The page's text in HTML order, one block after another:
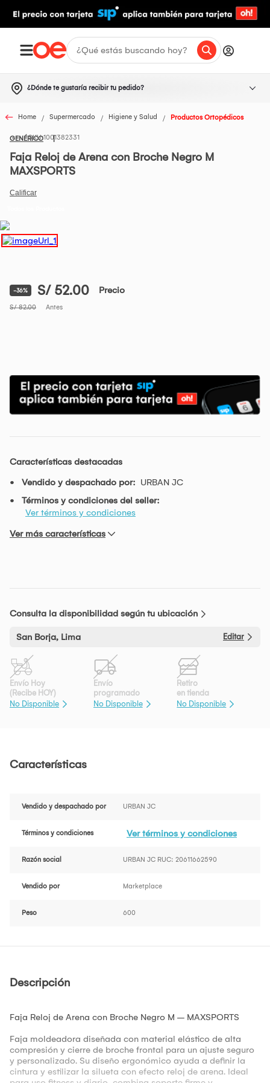
¿Dónde te gustaría recibir tu pedido?
Home Supermercado Higiene y Salud Productos Ortopédicos
GENÉRICO1001382331
Faja Reloj de Arena con Broche Negro M
MAXSPORTS
-36% S/ 52.00 Precio
S/ 82.00 Antes
Características destacadas
Vendido y despachado por: URBAN JC
Términos y condiciones del seller:
Ver términos y condiciones
Ver más características
Consulta la disponibilidad según tu ubicación
San Borja, Lima Editar
Envío Hoy
(Recibe HOY)
No Disponible
Envío
programado
No Disponible
Retiro
en tienda
No Disponible
Características
Vendido y despachado por URBAN JC
Términos y condiciones Ver términos y condiciones
Razón social URBAN JC RUC: 20611662590
Vendido por Marketplace
Peso 600
Descripción
Faja Reloj de Arena con Broche Negro M – MAXSPORTS
Faja moldeadora diseñada con material elástico de alta
compresión y cierre de broche frontal para un ajuste seguro
y personalizado. Su diseño ergonómico ayuda a definir la
cintura y estilizar la silueta con efecto reloj de arena. Ideal